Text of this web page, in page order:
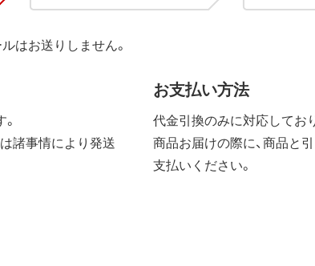
はお送りしません。
諸事情により発送
お支払い方法
代金引換のみに対応してお
商品お届けの際に、商品と
支払いください。